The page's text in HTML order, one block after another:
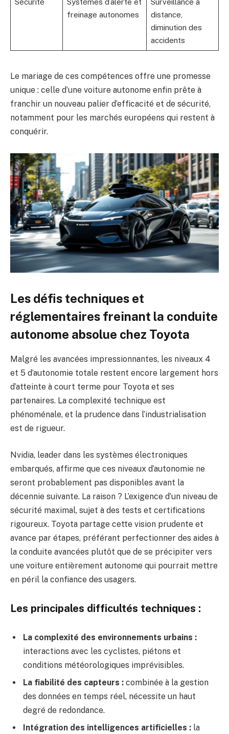
Sécurité
Systèmes d’alerte et
freinage autonomes
Surveillance à
distance,
diminution des
accidents
Le mariage de ces compétences offre une promesse
unique : celle d’une voiture autonome enfin prête à
franchir un nouveau palier d’efficacité et de sécurité,
notamment pour les marchés européens qui restent à
conquérir.
Les défis techniques et
réglementaires freinant la conduite
autonome absolue chez Toyota
Malgré les avancées impressionnantes, les niveaux 4
et 5 d’autonomie totale restent encore largement hors
d’atteinte à court terme pour Toyota et ses
partenaires. La complexité technique est
phénoménale, et la prudence dans l’industrialisation
est de rigueur.
Nvidia, leader dans les systèmes électroniques
embarqués, affirme que ces niveaux d’autonomie ne
seront probablement pas disponibles avant la
décennie suivante. La raison ? L’exigence d’un niveau de
sécurité maximal, sujet à des tests et certifications
rigoureux. Toyota partage cette vision prudente et
avance par étapes, préférant perfectionner des aides à
la conduite avancées plutôt que de se précipiter vers
une voiture entièrement autonome qui pourrait mettre
en péril la confiance des usagers.
Les principales difficultés techniques :
La complexité des environnements urbains :
interactions avec les cyclistes, piétons et
conditions météorologiques imprévisibles.
La fiabilité des capteurs : combinée à la gestion
des données en temps réel, nécessite un haut
degré de redondance.
Intégration des intelligences artificielles : la